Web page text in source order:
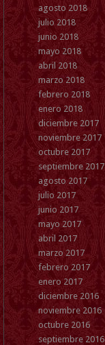
agosto 2018
julio 2018
junio 2018
mayo 2018
abril 2018
marzo 2018
febrero 2018
enero 2018
diciembre 2017
noviembre 2017
octubre 2017
septiembre 2017
agosto 2017
julio 2017
junio 2017
mayo 2017
abril 2017
marzo 2017
febrero 2017
enero 2017
diciembre 2016
noviembre 2016
octubre 2016
septiembre 2016